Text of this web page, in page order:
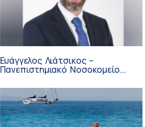
Ευάγγελος Λιάτσικος –
Πανεπιστημιακό Νοσοκομείο